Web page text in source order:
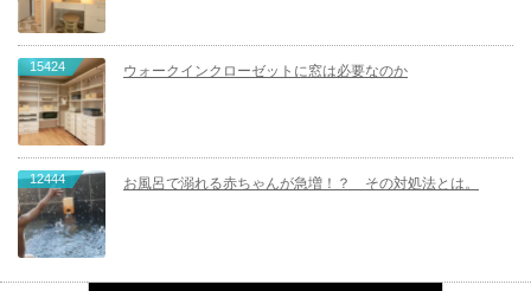
15424 ウォークインクローゼットに窓は必要なのか
12444 お風呂で溺れる赤ちゃんが急増！？ その対処法とは。